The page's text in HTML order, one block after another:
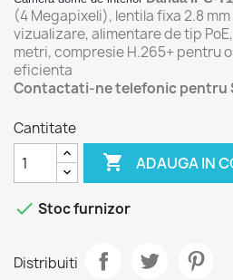
(4 Megapixeli), lentila fixa 2.8
vizualizare, alimentare de tip
metri, compresie H.265+ pentru
eficienta
Contactati-ne telefonic pentru
Cantitate
 ADAUGA IN
 Stoc furnizor
Distribuiti